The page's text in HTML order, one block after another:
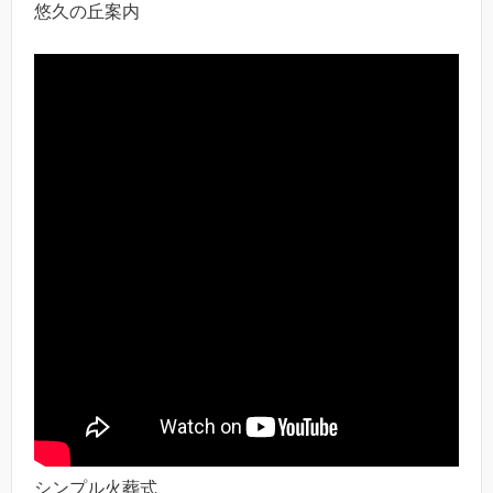
悠久の丘案内
シンプル火葬式